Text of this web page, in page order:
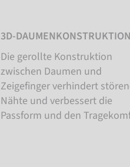
3D-DAUMENKONSTRUKTION
Die gerollte Konstruktion
zwischen Daumen und
Zeigefinger verhindert
Nähte und verbessert die
Passform und den